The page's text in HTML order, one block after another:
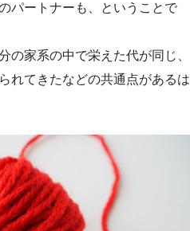
パートナーも、ということで
の家系の中で栄えた代が同じ、
れてきたなどの共通点があるは